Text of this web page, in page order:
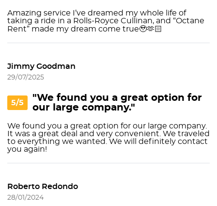
Amazing service I’ve dreamed my whole life of
taking a ride in a Rolls-Royce Cullinan, and “Octane
Rent” made my dream come true🥹🫶🏻
Jimmy Goodman
29/07/2025
5/5
"We found you a great option for
our large company."
We found you a great option for our large company.
It was a great deal and very convenient. We traveled
to everything we wanted. We will definitely contact
you again!
Roberto Redondo
28/01/2024